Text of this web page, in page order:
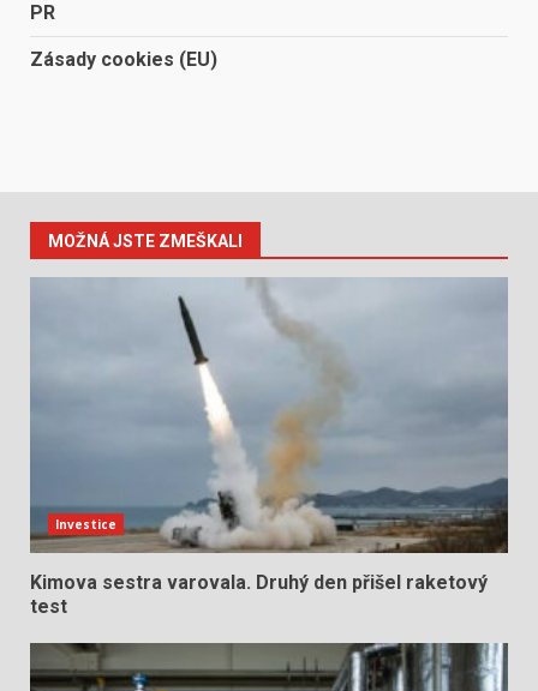
PR
Zásady cookies (EU)
MOŽNÁ JSTE ZMEŠKALI
Investice
Kimova sestra varovala. Druhý den přišel raketový
test